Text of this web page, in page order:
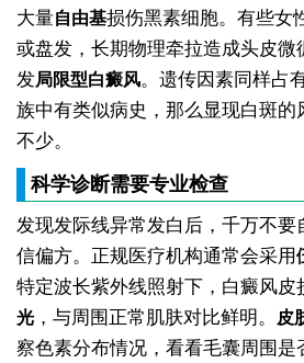
大量自由基损伤黑素细胞。有些女
或盘发，长期物理牵拉造成头皮微
发局限型白癜风。遗传因素同样占
族中有类似病史，那么显现白斑的
不少。
科学诊断需要专业检查
发现发际线异常发白后，千万不要
信偏方。正规医疗机构通常会采用
特定波长紫外线照射下，白癜风皮
光，与周围正常肌肤对比鲜明。 皮
察色素分布情况，看看毛囊周围是